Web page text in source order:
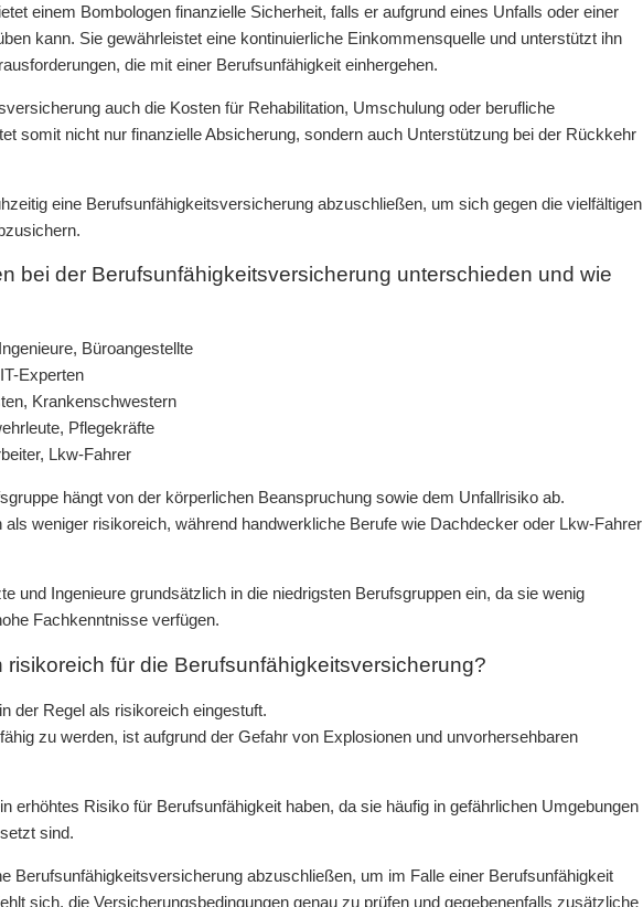
einem Bombologen finanzielle Sicherheit, falls er aufgrund eines Unfalls oder einer
kann. Sie gewährleistet eine kontinuierliche Einkommensquelle und unterstützt ihn
die mit einer Berufsunfähigkeit einhergehen.
auch die Kosten für Rehabilitation, Umschulung oder berufliche
somit nicht nur finanzielle Absicherung, sondern auch Unterstützung bei der Rückkehr
eine Berufsunfähigkeitsversicherung abzuschließen, um sich gegen die vielfältigen
bei der Berufsunfähigkeitsversicherung unterschieden und wie
Büroangestellte
Experten
Krankenschwestern
Pflegekräfte
Lkw-Fahrer
hängt von der körperlichen Beanspruchung sowie dem Unfallrisiko ab.
weniger risikoreich, während handwerkliche Berufe wie Dachdecker oder Lkw-Fahrer
und Ingenieure grundsätzlich in die niedrigsten Berufsgruppen ein, da sie wenig
Fachkenntnisse verfügen.
für die Berufsunfähigkeitsversicherung?
der Regel als risikoreich eingestuft.
zu werden, ist aufgrund der Gefahr von Explosionen und unvorhersehbaren
erhöhtes Risiko für Berufsunfähigkeit haben, da sie häufig in gefährlichen Umgebungen
sind.
Berufsunfähigkeitsversicherung abzuschließen, um im Falle einer Berufsunfähigkeit
sich, die Versicherungsbedingungen genau zu prüfen und gegebenenfalls zusätzliche